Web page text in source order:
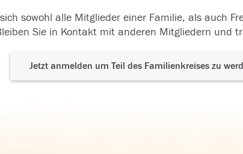
sowohl alle Mitglieder einer Familie, als auch
Sie in Kontakt mit anderen Mitgliedern und
Jetzt anmelden um Teil des Familienkreises zu